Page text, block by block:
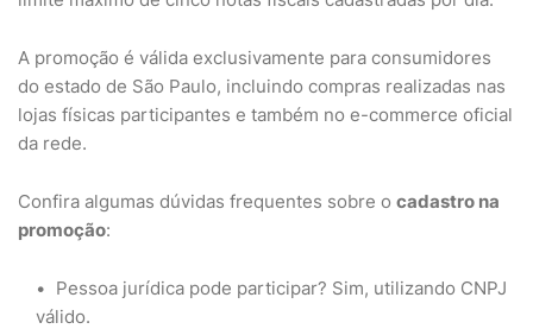
A promoção é válida exclusivamente para consumidores
do estado de São Paulo, incluindo compras realizadas nas
lojas físicas participantes e também no e-commerce oficial
da rede.
Confira algumas dúvidas frequentes sobre o cadastro na
promoção:
Pessoa jurídica pode participar? Sim, utilizando CNPJ
válido.